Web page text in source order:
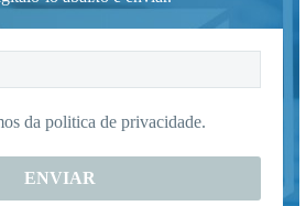
da politica de privacidade.